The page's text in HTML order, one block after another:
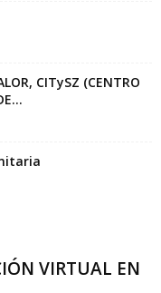
CITySZ (CENTRO
VIRTUAL EN